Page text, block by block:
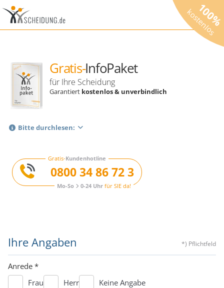
kostenlos
Gratis-InfoPaket
für Ihre Scheidung
Garantiert kostenlos & unverbindlich
Bitte durchlesen:
Gratis-Kundenhotline
0800 34 86 72 3
Mo-So 0-24 Uhrfür SIE da!
Ihre Angaben *) Pflichtfeld
Anrede *
Frau
Herr Keine Angabe